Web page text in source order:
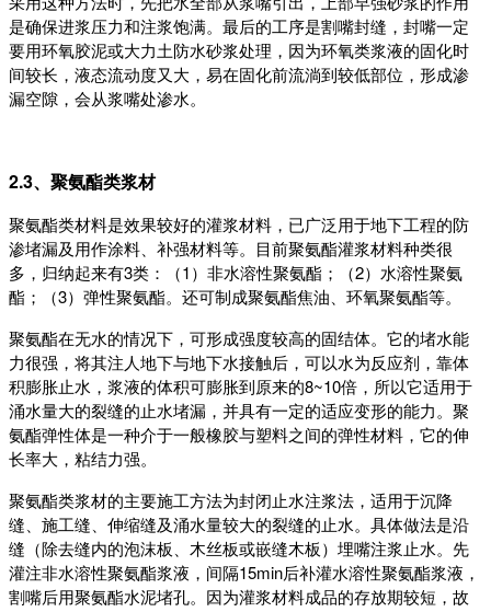
是确保进浆压力和注浆饱满。最后的工序是割嘴封缝，封嘴一定
要用环氧胶泥或大力土防水砂浆处理，因为环氧类浆液的固化时
间较长，液态流动度又大，易在固化前流淌到较低部位，形成渗
漏空隙，会从浆嘴处渗水。
2.3、聚氨酯类浆材
聚氨酯类材料是效果较好的灌浆材料，已广泛用于地下工程的防
渗堵漏及用作涂料、补强材料等。目前聚氨酯灌浆材料种类很
多，归纳起来有3类：（1）非水溶性聚氨酯；（2）水溶性聚氨
酯；（3）弹性聚氨酯。还可制成聚氨酯焦油、环氧聚氨酯等。
聚氨酯在无水的情况下，可形成强度较高的固结体。它的堵水能
力很强，将其注人地下与地下水接触后，可以水为反应剂，靠体
积膨胀止水，浆液的体积可膨胀到原来的8~10倍，所以它适用于
涌水量大的裂缝的止水堵漏，并具有一定的适应变形的能力。聚
氨酯弹性体是一种介于一般橡胶与塑料之间的弹性材料，它的伸
长率大，粘结力强。
聚氨酯类浆材的主要施工方法为封闭止水注浆法，适用于沉降
缝、施工缝、伸缩缝及涌水量较大的裂缝的止水。具体做法是沿
缝（除去缝内的泡沫板、木丝板或嵌缝木板）埋嘴注浆止水。先
灌注非水溶性聚氨酯浆液，间隔15min后补灌水溶性聚氨酯浆液，
割嘴后用聚氨酯水泥堵孔。因为灌浆材料成品的存放期较短，故